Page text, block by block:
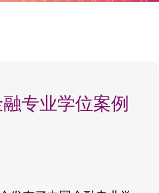
专业学位案例